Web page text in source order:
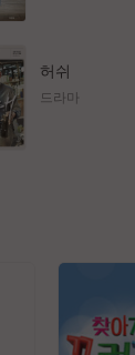
허쉬
드라마